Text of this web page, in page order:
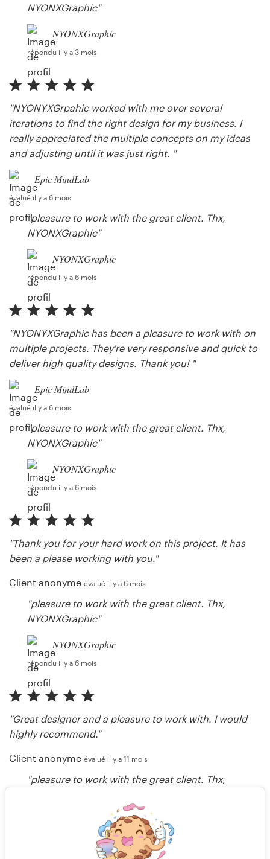
NYONXGraphic"
NYONXGraphic
répondu il y a 3 mois
"NYONYXGrpahic worked with me over several
iterations to find the right design for my business. I
really appreciated the multiple concepts on my ideas
and adjusting until it was just right. "
Epic MindLab
évalué il y a 6 mois
"pleasure to work with the great client. Thx,
NYONXGraphic"
NYONXGraphic
répondu il y a 6 mois
"NYONYXGraphic has been a pleasure to work with on
multiple projects. They're very responsive and quick to
deliver high quality designs. Thank you! "
Epic MindLab
évalué il y a 6 mois
"pleasure to work with the great client. Thx,
NYONXGraphic"
NYONXGraphic
répondu il y a 6 mois
"Thank you for your hard work on this project. It has
been a please working with you."
Client anonyme évalué il y a 6 mois
"pleasure to work with the great client. Thx,
NYONXGraphic"
NYONXGraphic
répondu il y a 6 mois
"Great designer and a pleasure to work with. I would
highly recommend."
Client anonyme évalué il y a 11 mois
"pleasure to work with the great client. Thx,
NYONXGraphic
répondu il y a 11 mois